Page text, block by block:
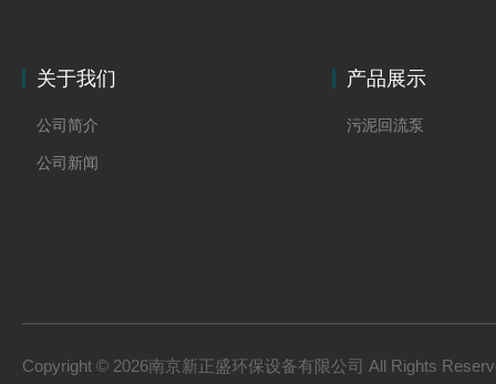
关于我们
公司简介
公司新闻
产品展示
污泥回流泵
Copyright © 2026南京新正盛环保设备有限公司 All Rights